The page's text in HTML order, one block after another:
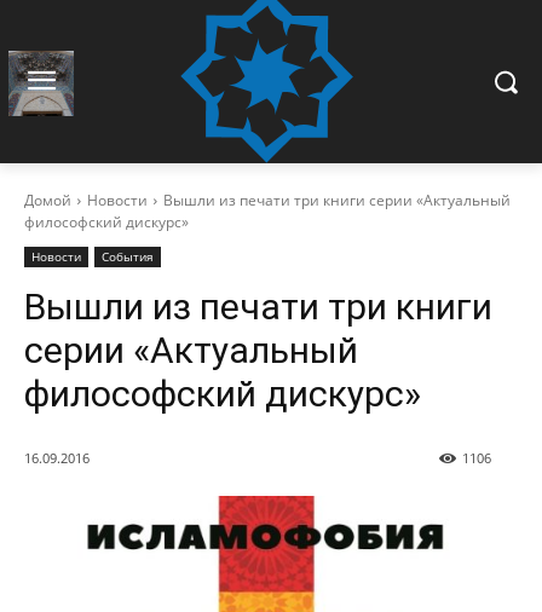
Домой Новости
Вышли из печати три книги серии «Актуальный
философский дискурс»
Новости События
Вышли из печати три книги
серии «Актуальный
философский дискурс»
16.09.2016 1106